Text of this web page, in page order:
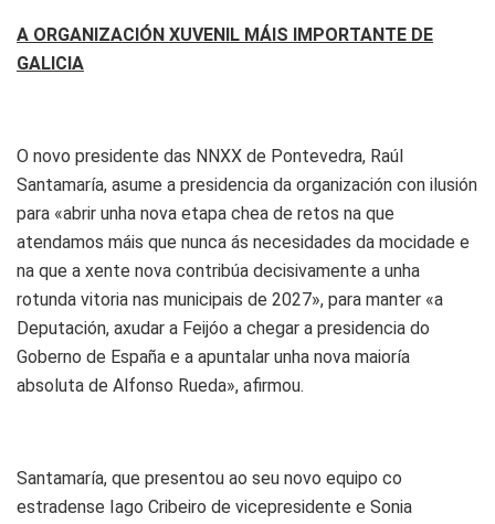
A ORGANIZACIÓN XUVENIL MÁIS IMPORTANTE DE
GALICIA
O novo presidente das NNXX de Pontevedra, Raúl
Santamaría, asume a presidencia da organización con ilusión
para «abrir unha nova etapa chea de retos na que
atendamos máis que nunca ás necesidades da mocidade e
na que a xente nova contribúa decisivamente a unha
rotunda vitoria nas municipais de 2027», para manter «a
Deputación, axudar a Feijóo a chegar a presidencia do
Goberno de España e a apuntalar unha nova maioría
absoluta de Alfonso Rueda», afirmou.
Santamaría, que presentou ao seu novo equipo co
estradense Iago Cribeiro de vicepresidente e Sonia